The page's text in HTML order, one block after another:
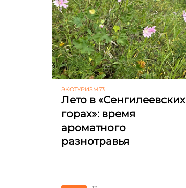
ЭКОТУРИЗМ73
Лето в «Сенгилеевских
горах»: время
ароматного
разнотравья